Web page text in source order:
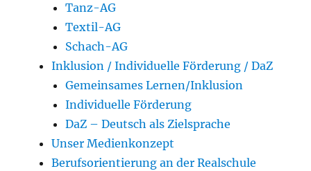
Tanz-AG
Textil-AG
Schach-AG
Inklusion / Individuelle Förderung / DaZ
Gemeinsames Lernen/Inklusion
Individuelle Förderung
DaZ – Deutsch als Zielsprache
Unser Medienkonzept
Berufsorientierung an der Realschule